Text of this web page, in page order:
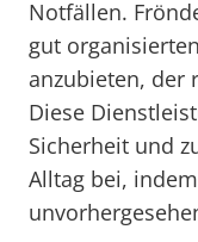
Notfällen.
gut
anzubieten, der
Diese
Sicherheit und
Alltag bei,